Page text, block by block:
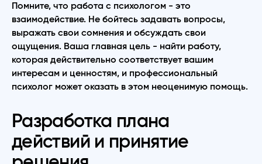
Помните, что работа с психологом - это
взаимодействие. Не бойтесь задавать вопросы,
выражать свои сомнения и обсуждать свои
ощущения. Ваша главная цель - найти работу,
которая действительно соответствует вашим
интересам и ценностям, и профессиональный
психолог может оказать в этом неоценимую помощь.
Разработка плана
действий и принятие